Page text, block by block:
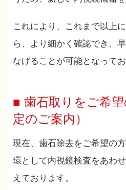
これにより、これまで以上
ら、より細かく確認でき、
なげることが可能となってお
■ 歯石取りをご希
定のご案内）
現在、歯石除去をご希望の
環として内視鏡検査をあわ
えております。